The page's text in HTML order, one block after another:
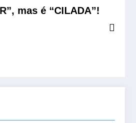
mas é “CILADA”!